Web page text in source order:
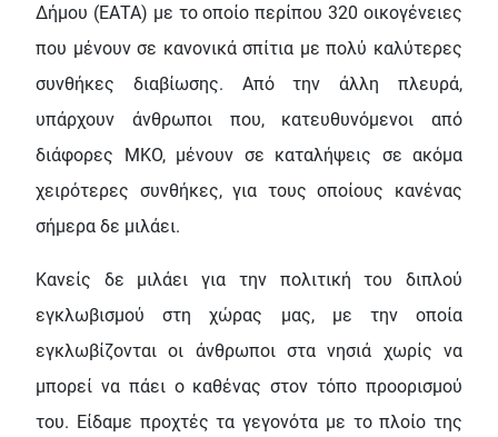
Δήμου (ΕΑΤΑ) με το οποίο περίπου 320 οικογένειες
που μένουν σε κανονικά σπίτια με πολύ καλύτερες
συνθήκες διαβίωσης. Από την άλλη πλευρά,
υπάρχουν άνθρωποι που, κατευθυνόμενοι από
διάφορες ΜΚΟ, μένουν σε καταλήψεις σε ακόμα
χειρότερες συνθήκες, για τους οποίους κανένας
σήμερα δε μιλάει.
Κανείς δε μιλάει για την πολιτική του διπλού
εγκλωβισμού στη χώρας μας, με την οποία
εγκλωβίζονται οι άνθρωποι στα νησιά χωρίς να
μπορεί να πάει ο καθένας στον τόπο προορισμού
του. Είδαμε προχτές τα γεγονότα με το πλοίο της